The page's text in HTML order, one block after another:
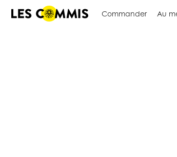
Commander Au